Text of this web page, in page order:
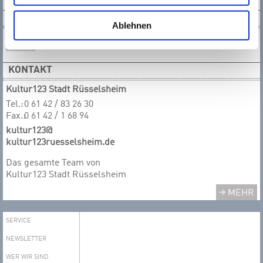
Ablehnen
KONTAKT
Kultur123 Stadt Rüsselsheim
Tel.:0 61 42 / 83 26 30
Fax.:0 61 42 / 1 68 94
kultur123@
kultur123ruesselsheim.de
Das gesamte T​​​​​​​eam von
Kultur123 Stadt Rüsselsheim
MEHR
SERVICE
NEWSLETTER
WER WIR SIND